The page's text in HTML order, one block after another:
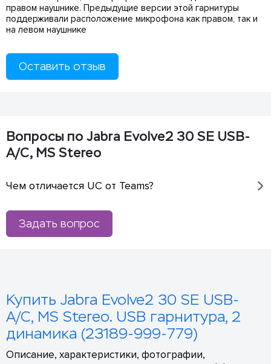
правом наушнике. Предыдущие версии этой гарнитуры
поддерживали расположение микрофона как правом, так и
на левом наушнике
Оставить отзыв
Вопросы по Jabra Evolve2 30 SE USB-
A/C, MS Stereo
Чем отличается UC от Teams?
Задать вопрос
Купить Jabra Evolve2 30 SE USB-
A/C, MS Stereo. USB гарнитура, 2
динамика (23189-999-779)
Описание, характеристики, фотографии,